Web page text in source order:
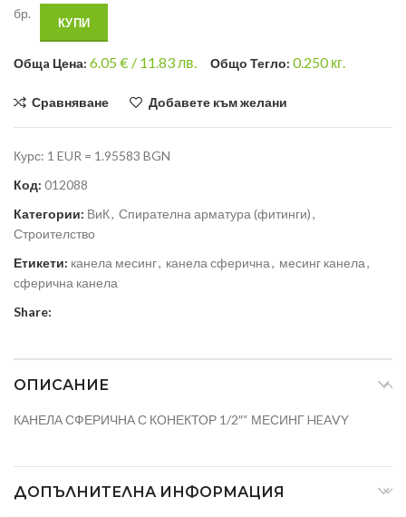
бр.
КУПИ
Общa Цена: 6.05€ / 11.83 лв. Общо Тегло: 0.250кг.
Сравняване Добавете към желани
Курс: 1 EUR = 1.95583 BGN
Код: 012088
Категории: ВиК, Спирателна арматура (фитинги),
Строителство
Етикети: канела месинг, канела сферична, месинг канела,
сферична канела
Share:
ОПИСАНИЕ
КАНЕЛА СФЕРИЧНА С КОНЕКТОР 1/2″“ МЕСИНГ HEAVY
ДОПЪЛНИТЕЛНА ИНФОРМАЦИЯ